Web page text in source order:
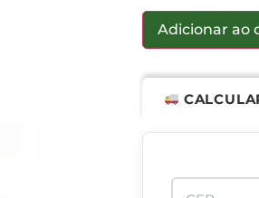
Adicionar ao